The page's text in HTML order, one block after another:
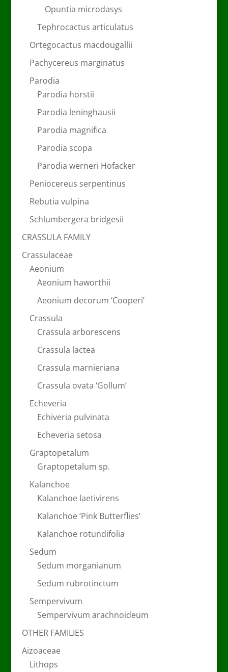
Opuntia microdasys
Tephrocactus articulatus
Ortegocactus macdougallii
Pachycereus marginatus
Parodia
Parodia horstii
Parodia leninghausii
Parodia magnifica
Parodia scopa
Parodia werneri Hofacker
Peniocereus serpentinus
Rebutia vulpina
Schlumbergera bridgesii
CRASSULA FAMILY
Crassulaceae
Aeonium
Aeonium haworthii
Aeonium decorum ‘Cooperi’
Crassula
Crassula arborescens
Crassula lactea
Crassula marnieriana
Crassula ovata ‘Gollum’
Echeveria
Echiveria pulvinata
Echeveria setosa
Graptopetalum
Graptopetalum sp.
Kalanchoe
Kalanchoe laetivirens
Kalanchoe ‘Pink Butterflies’
Kalanchoe rotundifolia
Sedum
Sedum morganianum
Sedum rubrotinctum
Sempervivum
Sempervivum arachnoideum
OTHER FAMILIES
Aizoaceae
Lithops